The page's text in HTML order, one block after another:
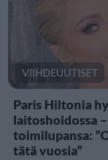
VIIHDEUUTISET
Paris Hiltonia
laitoshoidossa
toimilupansa:
tätä vuosia”